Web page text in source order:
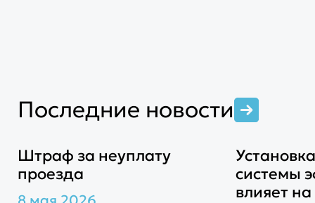
Последние новости
Штраф за неуплату
проезда
системы
влияет